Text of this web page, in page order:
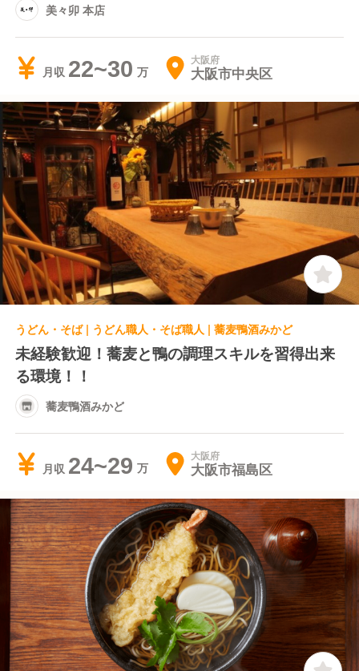
美々卯 本店
月収 22~30 大阪府
大阪市中央区
うどん・そば | うどん職人・そば職人 | 蕎麦鴨酒みかど
未経験歓迎！蕎麦と鴨の調理スキルを習得出来
る環境！！
蕎麦鴨酒みかど
月収 24~29 大阪府
大阪市福島区